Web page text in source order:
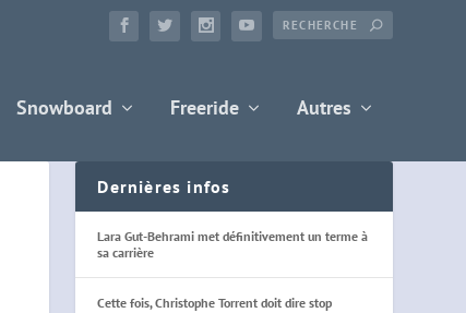
Snowboard Freeride Autres
Dernières infos
Lara Gut-Behrami met définitivement un terme à
sa carrière
Cette fois, Christophe Torrent doit dire stop